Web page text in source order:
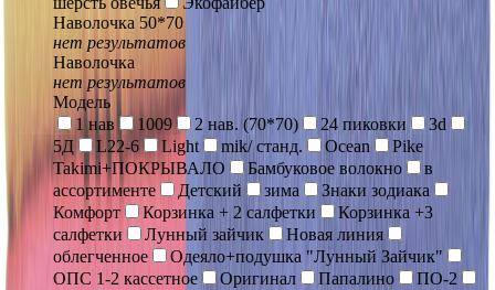
Наволочка 50*70
нет результатов
Наволочка
нет результатов
Модель
1 нав
1009 2 нав. (70*70) 24 пиковки
3d
5Д
L22-6 Light mik/ станд. Ocean
Pike
Takimi+ПОКРЫВАЛО
Бамбуковое волокно
в
ассортименте
Детский зима
Знаки зодиака
Комфорт
Корзинка + 2 салфетки
Корзинка +3
салфетки
Лунный зайчик
Новая линия
облегченное
Одеяло+подушка "Лунный Зайчик"
ОПС 1-2 кассетное
Оригинал Папалино
ПО-2